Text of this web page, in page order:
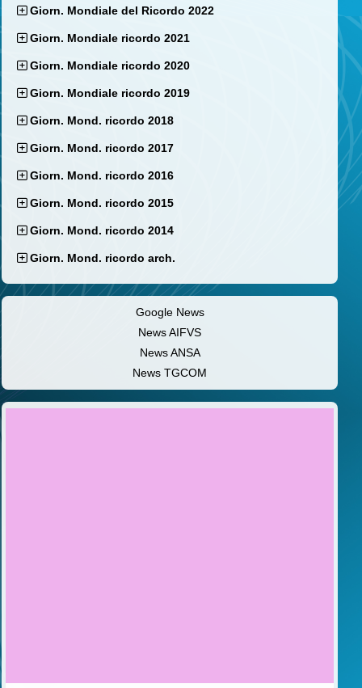
Giorn. Mondiale del Ricordo 2022
Giorn. Mondiale ricordo 2021
Giorn. Mondiale ricordo 2020
Giorn. Mondiale ricordo 2019
Giorn. Mond. ricordo 2018
Giorn. Mond. ricordo 2017
Giorn. Mond. ricordo 2016
Giorn. Mond. ricordo 2015
Giorn. Mond. ricordo 2014
Giorn. Mond. ricordo arch.
Google News
News AIFVS
News ANSA
News TGCOM